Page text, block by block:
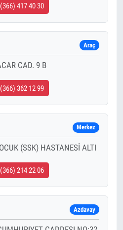
417 40 30
Araç
CAD. 9 B
362 12 99
Merkez
(SSK) HASTANESİ ALTI
214 22 06
Azdavay